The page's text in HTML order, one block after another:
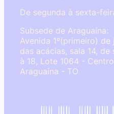
De segunda à sexta-
Subsede de Araguaína:
Avenida 1º(primeiro)
das acácias, sala 14,
à 18, Lote 1064 -
Araguaína - TO